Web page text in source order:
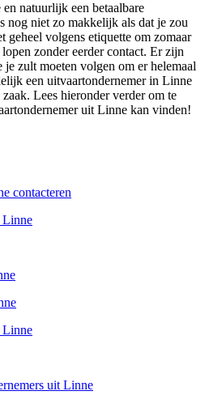
natuurlijk een betaalbare
nog niet zo makkelijk als dat je zou
geheel volgens etiquette om zomaar
zonder eerder contact. Er zijn
zult moeten volgen om er helemaal
een uitvaartondernemer in Linne
Lees hieronder verder om te
uit Linne kan vinden!
contacteren
Linne
Linne
uit Linne